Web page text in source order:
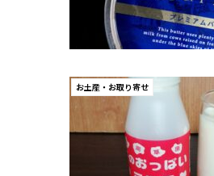
お土産・お取り寄せ